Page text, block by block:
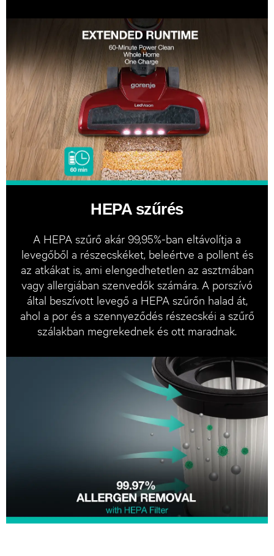
HEPA szűrés
A HEPA szűrő akár 99,95%-ban eltávolítja a
levegőből a részecskéket, beleértve a pollent és
az atkákat is, ami elengedhetetlen az asztmában
vagy allergiában szenvedők számára. A porszívó
által beszívott levegő a HEPA szűrőn halad át,
ahol a por és a szennyeződés részecskéi a szűrő
szálakban megrekednek és ott maradnak.